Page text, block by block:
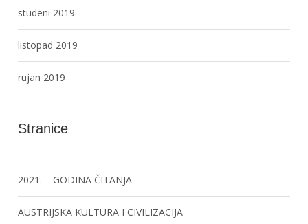
studeni 2019
listopad 2019
rujan 2019
Stranice
2021. – GODINA ČITANJA
AUSTRIJSKA KULTURA I CIVILIZACIJA